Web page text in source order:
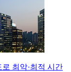
최악·최적 시간